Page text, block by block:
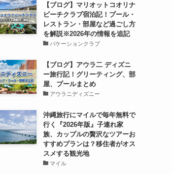
【ブログ】マリオットコオリナ
ビーチクラブ宿泊記！プール・
レストラン・部屋など過ごし方
を解説※2026年の情報を追記
バケーションクラブ
【ブログ】アウラ二 ディズニ
ー旅行記！グリーティング、部
屋、プールまとめ
アウラニディズニー
沖縄旅行にマイルで毎年無料で
行く『2026年版』子連れ家
族、カップルの贅沢なツアーお
すすめプランは？移住者がオス
スメする観光地
マイル